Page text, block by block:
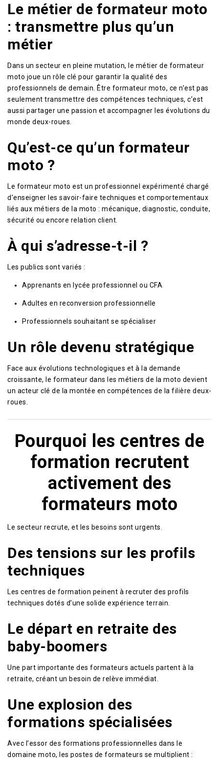
Le métier de formateur moto
: transmettre plus qu’un
métier
Dans un secteur en pleine mutation, le métier de formateur
moto joue un rôle clé pour garantir la qualité des
professionnels de demain. Être formateur moto, ce n’est pas
seulement transmettre des compétences techniques, c’est
aussi partager une passion et accompagner les évolutions du
monde deux-roues.
Qu’est-ce qu’un formateur
moto ?
Le formateur moto est un professionnel expérimenté chargé
d’enseigner les savoir-faire techniques et comportementaux
liés aux métiers de la moto : mécanique, diagnostic, conduite,
sécurité ou encore relation client.
À qui s’adresse-t-il ?
Les publics sont variés :
Apprenants en lycée professionnel ou CFA
Adultes en reconversion professionnelle
Professionnels souhaitant se spécialiser
Un rôle devenu stratégique
Face aux évolutions technologiques et à la demande
croissante, le formateur dans les métiers de la moto devient
un acteur clé de la montée en compétences de la filière deux-
roues.
Pourquoi les centres de
formation recrutent
activement des
formateurs moto
Le secteur recrute, et les besoins sont urgents.
Des tensions sur les profils
techniques
Les centres de formation peinent à recruter des profils
techniques dotés d’une solide expérience terrain.
Le départ en retraite des
baby-boomers
Une part importante des formateurs actuels partent à la
retraite, créant un besoin de relève immédiat.
Une explosion des
formations spécialisées
Avec l’essor des formations professionnelles dans le
domaine moto, les postes de formateurs se multiplient :